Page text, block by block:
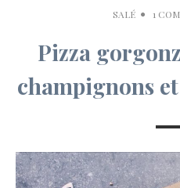
SALÉ
1
Pizza
champignons